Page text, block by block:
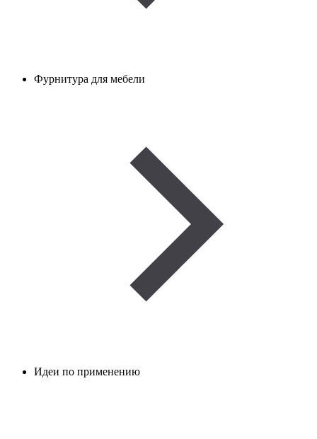
Фурнитура для мебели
Идеи по применению